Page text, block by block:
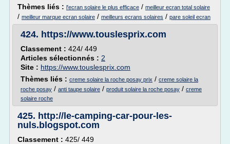
Thèmes liés : l'ecran solaire le plus efficace / meilleur ecran total solaire
/ meilleur marque ecran solaire / meilleurs ecrans solaires / pare soleil ecran
424. https://www.touslesprix.com
Classement : 424/ 449
Articles sélectionnés : 2
Site : https://www.touslesprix.com
Thèmes liés : creme solaire la roche posay prix / creme solaire la
roche posay / anti taupe solaire / produit solaire la roche posay / creme
solaire roche
425. http://le-camping-car-pour-les-
nuls.blogspot.com
Classement : 425/ 449